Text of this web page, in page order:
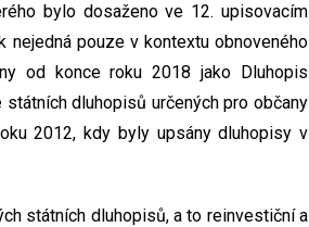
bylo dosaženo ve 12. upisovacím
pouze v kontextu obnoveného
od konce roku 2018 jako Dluhopis
dluhopisů určených pro občany
2012, kdy byly upsány dluhopisy v
státních dluhopisů, a to reinvestiční a